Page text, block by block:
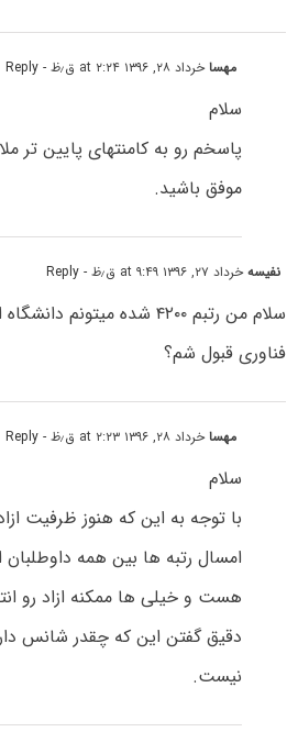
مهساخرداد ۲۸, ۱۳۹۶ at ۲:۲۴ ق٫ظ - Reply
سلام
پاسخم رو به کامنتهای پایین تر
موفق باشید.
نفیسهخرداد ۲۷, ۱۳۹۶ at ۹:۴۹ ق٫ظ - Reply
سلام من رتبم ۴۲۰۰ شده
فناوری قبول شم؟
مهساخرداد ۲۸, ۱۳۹۶ at ۲:۲۳ ق٫ظ - Reply
سلام
با توجه به این که هنوز ظرفیت
امسال رتبه ها بین همه
هست و خیلی ها ممکنه ازاد رو
دقیق گفتن این که چقدر شانس
نیست.